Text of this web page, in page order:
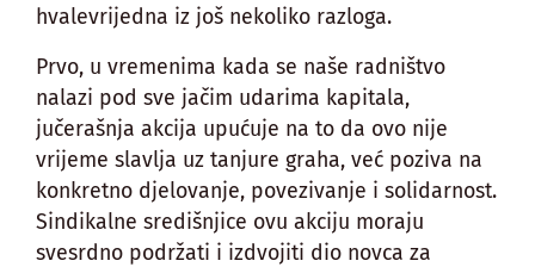
hvalevrijedna iz još nekoliko razloga.
Prvo, u vremenima kada se naše radništvo
nalazi pod sve jačim udarima kapitala,
jučerašnja akcija upućuje na to da ovo nije
vrijeme slavlja uz tanjure graha, već poziva na
konkretno djelovanje, povezivanje i solidarnost.
Sindikalne središnjice ovu akciju moraju
svesrdno podržati i izdvojiti dio novca za